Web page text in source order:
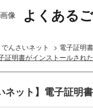
よくある
でんさいネット > 電子証明
証明書がインストールさ
ネット】電子証明